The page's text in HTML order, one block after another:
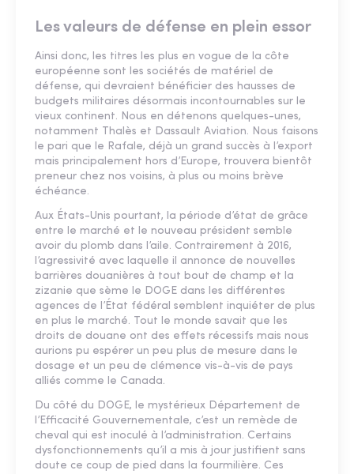
Les valeurs de défense en plein essor
Ainsi donc, les titres les plus en vogue de la côte
européenne sont les sociétés de matériel de
défense, qui devraient bénéficier des hausses de
budgets militaires désormais incontournables sur le
vieux continent. Nous en détenons quelques-unes,
notamment Thalès et Dassault Aviation. Nous faisons
le pari que le Rafale, déjà un grand succès à l’export
mais principalement hors d’Europe, trouvera bientôt
preneur chez nos voisins, à plus ou moins brève
échéance.
Aux États-Unis pourtant, la période d’état de grâce
entre le marché et le nouveau président semble
avoir du plomb dans l’aile. Contrairement à 2016,
l’agressivité avec laquelle il annonce de nouvelles
barrières douanières à tout bout de champ et la
zizanie que sème le DOGE dans les différentes
agences de l’État fédéral semblent inquiéter de plus
en plus le marché. Tout le monde savait que les
droits de douane ont des effets récessifs mais nous
aurions pu espérer un peu plus de mesure dans le
dosage et un peu de clémence vis-à-vis de pays
alliés comme le Canada.
Du côté du DOGE, le mystérieux Département de
l’Efficacité Gouvernementale, c’est un remède de
cheval qui est inoculé à l’administration. Certains
dysfonctionnements qu’il a mis à jour justifient sans
doute ce coup de pied dans la fourmilière. Ces